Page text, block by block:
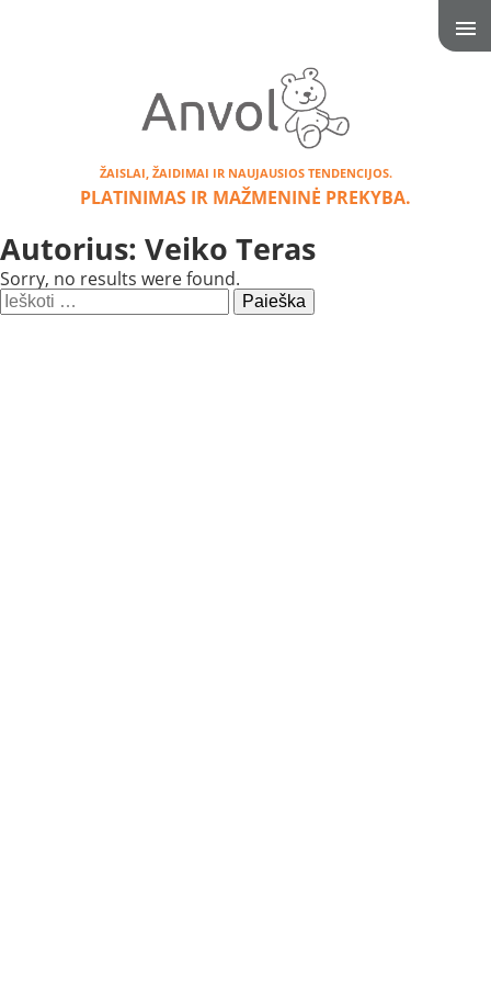
ŽAISLAI, ŽAIDIMAI IR NAUJAUSIOS TENDENCIJOS.
PLATINIMAS IR MAŽMENINĖ PREKYBA.
Autorius: Veiko Teras
Sorry, no results were found.
Ieškoti: